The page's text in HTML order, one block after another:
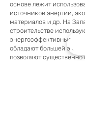
основе лежит
источников энергии,
материалов и др. На
строительстве
энергоэффективные
обладают большей
позволяют существенно